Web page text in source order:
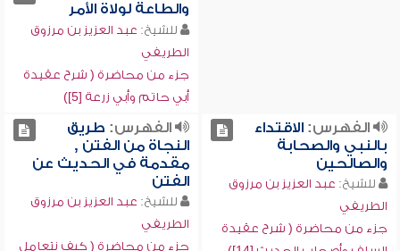
والطاعة لولاة الأمر
للشيخ: عبد العزيز بن مرزوق
الطريفي
جزء من محاضرة ( شرح عقيدة
أبي حاتم وأبي زرعة [5])
الفهرس:الاقتداء
بالنبي والصحابة
والصالحين
للشيخ: عبد العزيز بن مرزوق
الطريفي
جزء من محاضرة ( شرح عقيدة
الفهرس: طريق
النجاة من الفتن ,
مقدمة في الحديث عن
الفتن
للشيخ: عبد العزيز بن مرزوق
الطريفي
جزء من محاضرة ( كيف نتعامل